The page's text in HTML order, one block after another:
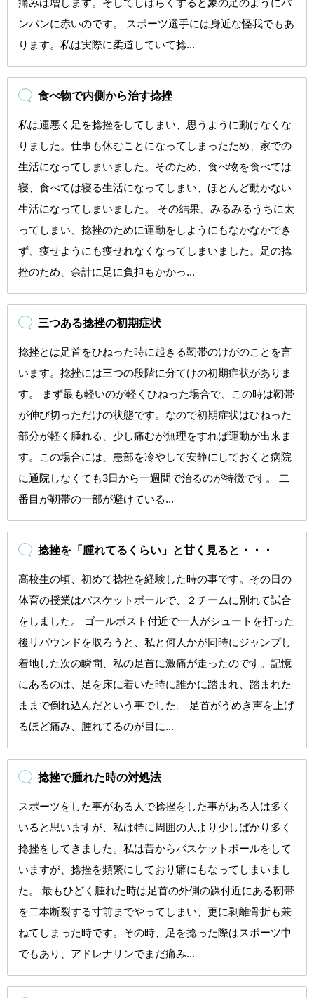
痛みは増します。そしてしばらくすると象の足のようにパ
ンパンに赤いのです。 スポーツ選手には身近な怪我でもあ
ります。私は実際に柔道していて捻...
食べ物で内側から治す捻挫
私は運悪く足を捻挫をしてしまい、思うように動けなくな
りました。仕事も休むことになってしまったため、家での
生活になってしまいました。そのため、食べ物を食べては
寝、食べては寝る生活になってしまい、ほとんど動かない
生活になってしまいました。 その結果、みるみるうちに太
ってしまい、捻挫のために運動をしようにもなかなかでき
ず、痩せようにも痩せれなくなってしまいました。足の捻
挫のため、余計に足に負担もかかっ...
三つある捻挫の初期症状
捻挫とは足首をひねった時に起きる靭帯のけがのことを言
います。捻挫には三つの段階に分てけの初期症状がありま
す。 まず最も軽いのが軽くひねった場合で、この時は靭帯
が伸び切っただけの状態です。なので初期症状はひねった
部分が軽く腫れる、少し痛むが無理をすれば運動が出来ま
す。この場合には、患部を冷やして安静にしておくと病院
に通院しなくても3日から一週間で治るのが特徴です。 二
番目が靭帯の一部が避けている...
捻挫を「腫れてるくらい」と甘く見ると・・・
高校生の頃、初めて捻挫を経験した時の事です。その日の
体育の授業はバスケットボールで、２チームに別れて試合
をしました。 ゴールポスト付近で一人がシュートを打った
後リバウンドを取ろうと、私と何人かが同時にジャンプし
着地した次の瞬間、私の足首に激痛が走ったのです。記憶
にあるのは、足を床に着いた時に誰かに踏まれ、踏まれた
ままで倒れ込んだという事でした。 足首がうめき声を上げ
るほど痛み、腫れてるのが目に...
捻挫で腫れた時の対処法
スポーツをした事がある人で捻挫をした事がある人は多く
いると思いますが、私は特に周囲の人より少しばかり多く
捻挫をしてきました。私は昔からバスケットボールをして
いますが、捻挫を頻繁にしており癖にもなってしまいまし
た。 最もひどく腫れた時は足首の外側の踝付近にある靭帯
を二本断裂する寸前までやってしまい、更に剥離骨折も兼
ねてしまった時です。その時、足を捻った際はスポーツ中
でもあり、アドレナリンでまだ痛み...